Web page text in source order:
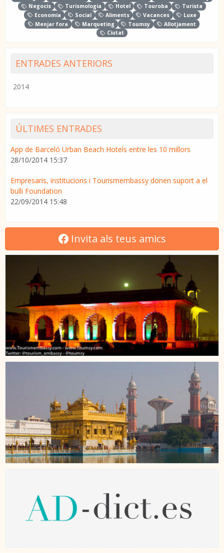
Negocis
Turismologia Hotel Touroba
Turista
Economia
Social Aliments Vacances
Luxe
Menjar fora
Marqueting Toumsy
Allotjament
Ciutat
ENTRADES ANTERIORS
2014
ÚLTIMES ENTRADES
App de Barceló Urban Beach Hotels entre les 10 millors
28/10/2014 15:37
Empresaris, institucions i Tourismembassy donen suport a el
bulli Foundation
22/09/2014 15:48
Invita als teus amics